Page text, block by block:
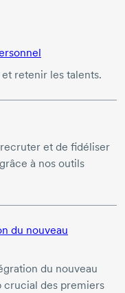
retenir les talents.
et de fidéliser
à nos outils
du nouveau
du nouveau
crucial des premiers